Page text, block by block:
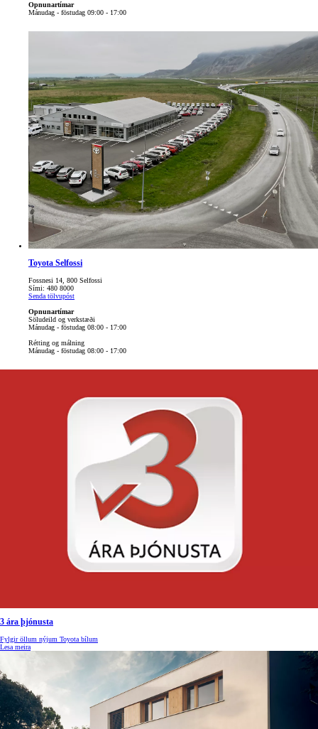
Opnunartímar
Mánudag - föstudag 09:00 - 17:00
Toyota Selfossi
Fossnesi 14, 800 Selfossi
Sími: 480 8000
Senda tölvupóst
Opnunartímar
Söludeild og verkstæði
Mánudag - föstudag 08:00 - 17:00
Rétting og málning
Mánudag - föstudag 08:00 - 17:00
3 ára þjónusta
Fylgir öllum nýjum Toyota bílum
Lesa meira